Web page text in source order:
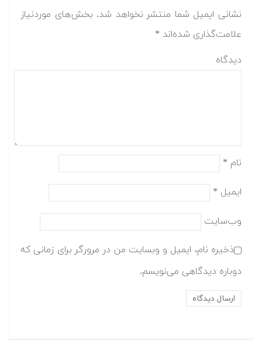
نشانی ایمیل شما منتشر نخواهد شد. بخش‌های موردنیاز
علامت‌گذاری شده‌اند *
دیدگاه
نام *
ایمیل *
وب‌سایت
ذخیره نام، ایمیل و وبسایت من در مرورگر برای زمانی که
دوباره دیدگاهی می‌نویسم.